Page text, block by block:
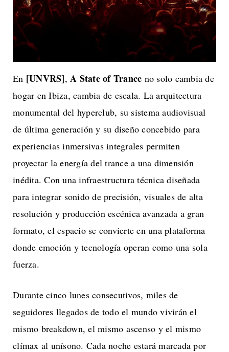
En [UNVRS], A State of Trance no solo cambia de
hogar en Ibiza, cambia de escala. La arquitectura
monumental del hyperclub, su sistema audiovisual
de última generación y su diseño concebido para
experiencias inmersivas integrales permiten
proyectar la energía del trance a una dimensión
inédita. Con una infraestructura técnica diseñada
para integrar sonido de precisión, visuales de alta
resolución y producción escénica avanzada a gran
formato, el espacio se convierte en una plataforma
donde emoción y tecnología operan como una sola
fuerza.
Durante cinco lunes consecutivos, miles de
seguidores llegados de todo el mundo vivirán el
mismo breakdown, el mismo ascenso y el mismo
clímax al unísono. Cada noche estará marcada por